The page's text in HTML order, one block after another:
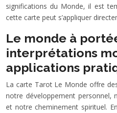
significations du Monde, il est
cette carte peut s’appliquer
Le monde à
interprétations
applications
La carte Tarot Le Monde offre
notre développement personnel,
et notre cheminement spirituel.